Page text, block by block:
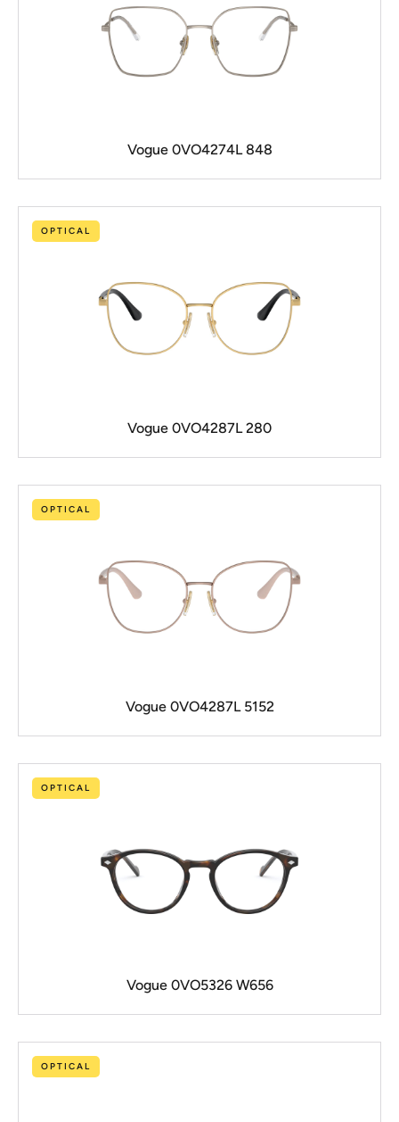
Vogue 0VO4274L 848
OPTICAL
Vogue 0VO4287L 280
OPTICAL
Vogue 0VO4287L 5152
OPTICAL
Vogue 0VO5326 W656
OPTICAL